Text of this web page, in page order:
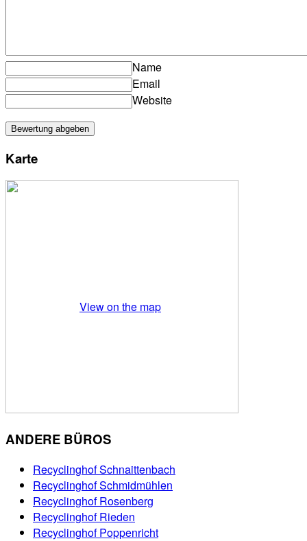
Name
Email
Website
Karte
View on the map
ANDERE BÜROS
Recyclinghof Schnaittenbach
Recyclinghof Schmidmühlen
Recyclinghof Rosenberg
Recyclinghof Rieden
Recyclinghof Poppenricht